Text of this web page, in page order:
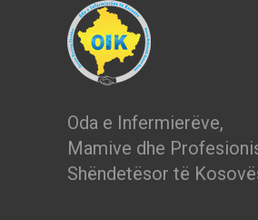
Oda e Infermierëve,
Mamive dhe
Shëndetësor të